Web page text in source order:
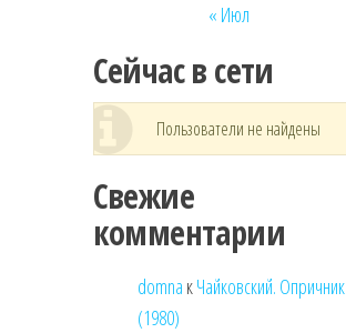
« Июл
Сейчас в сети
Пользователи не найдены
Свежие
комментарии
domna кЧайковский. Опричник
(1980)